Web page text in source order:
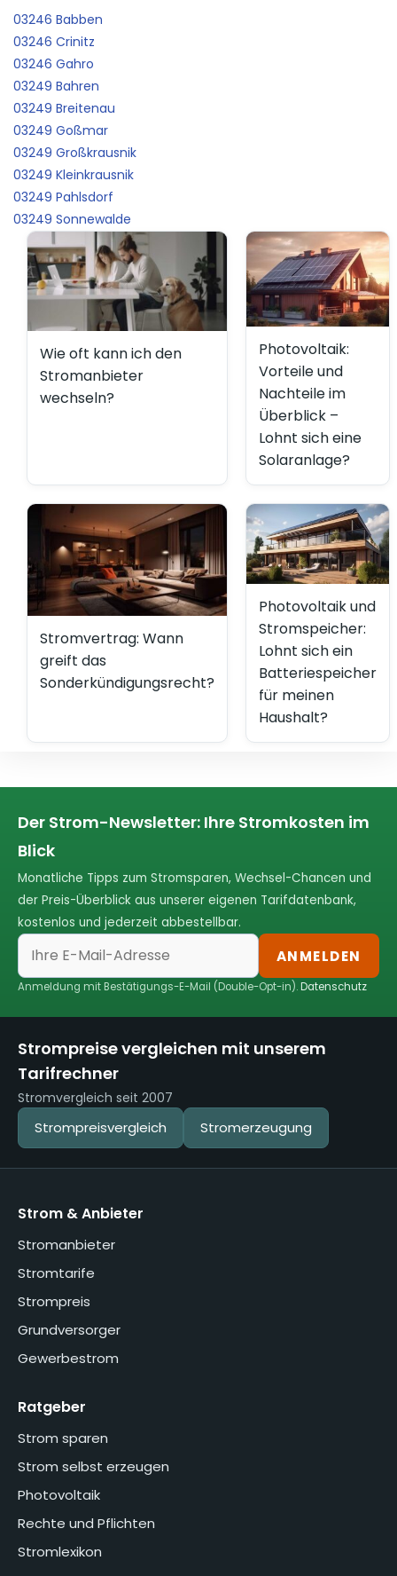
03246 Babben
03246 Crinitz
03246 Gahro
03249 Bahren
03249 Breitenau
03249 Goßmar
03249 Großkrausnik
03249 Kleinkrausnik
03249 Pahlsdorf
03249 Sonnewalde
Wie oft kann ich den
Stromanbieter
wechseln?
Photovoltaik:
Vorteile und
Nachteile im
Überblick –
Lohnt sich eine
Solaranlage?
Stromvertrag: Wann
greift das
Sonderkündigungsrecht?
Photovoltaik und
Stromspeicher:
Lohnt sich ein
Batteriespeicher
für meinen
Haushalt?
Der Strom-Newsletter: Ihre Stromkosten im
Blick
Monatliche Tipps zum Stromsparen, Wechsel-Chancen und
der Preis-Überblick aus unserer eigenen Tarifdatenbank,
kostenlos und jederzeit abbestellbar.
ANMELDEN
Anmeldung mit Bestätigungs-E-Mail (Double-Opt-in).Datenschutz
Strompreise vergleichen mit unserem
Tarifrechner
Stromvergleich seit 2007
Strompreisvergleich Stromerzeugung
Strom & Anbieter
Stromanbieter
Stromtarife
Strompreis
Grundversorger
Gewerbestrom
Ratgeber
Strom sparen
Strom selbst erzeugen
Photovoltaik
Rechte und Pflichten
Stromlexikon